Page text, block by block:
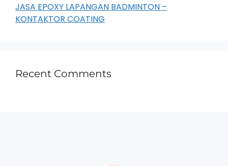
JASA EPOXY LAPANGAN BADMINTON –
KONTAKTOR COATING
Recent Comments